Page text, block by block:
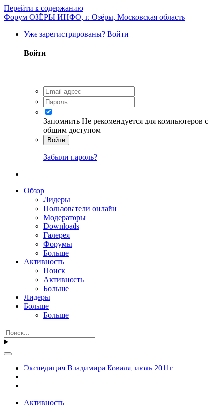
Перейти к содержанию
Форум ОЗЁРЫ ИНФО, г. Озёры, Московская область
Уже зарегистрированы? Войти
Войти
Запомнить Не рекомендуется для компьютеров с
общим доступом
Войти
Забыли пароль?
Обзор
Лидеры
Пользователи онлайн
Модераторы
Downloads
Галерея
Форумы
Больше
Активность
Поиск
Активность
Больше
Лидеры
Больше
Больше
Экспедиция Владимира Коваля, июль 2011г.
Активность